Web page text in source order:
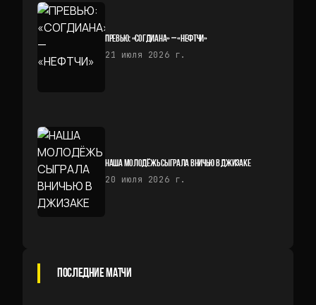
ПРЕВЬЮ: «СОГДИАНА» — «НЕФТЧИ»
21 июля 2026 г.
НАША МОЛОДЁЖЬ СЫГРАЛА ВНИЧЬЮ В ДЖИЗАКЕ
20 июля 2026 г.
ПОСЛЕДНИЕ МАТЧИ